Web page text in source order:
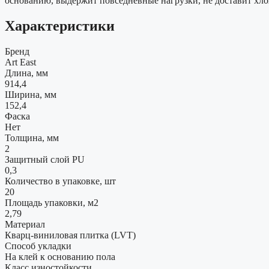
Характеристики
Бренд
Art East
Длина, мм
914,4
Ширина, мм
152,4
Фаска
Нет
Толщина, мм
2
Защитный слой PU
0,3
Количество в упаковке, шт
20
Площадь упаковки, м2
2,79
Материал
Кварц-виниловая плитка (LVT)
Способ укладки
На клей к основанию пола